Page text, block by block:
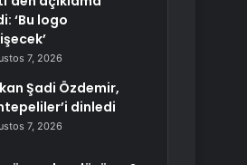
‘Bu logo
7, 2026
Şadi Özdemir,
dinledi
7, 2026